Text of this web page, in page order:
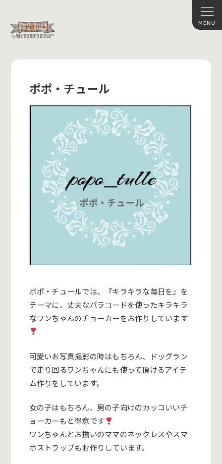
ポポ・チュール
ポポ・チュールでは、『キラキラな毎日を』を
テーマに、 丈夫なパラコードを使ったキラキラ
なワンちゃんのチョーカーをお作りしています
可愛いお写真撮影の時はもちろん、
ドッグラン
で走り回るワンちゃんにも使って頂けるアイテ
ム作りを しています。
女の子はもちろん、 男の子向けのカッコいいチ
ョーカーもと得意です
ワンちゃんとお揃いのママのネックレスやスマ
ホストラップもお作りしています。